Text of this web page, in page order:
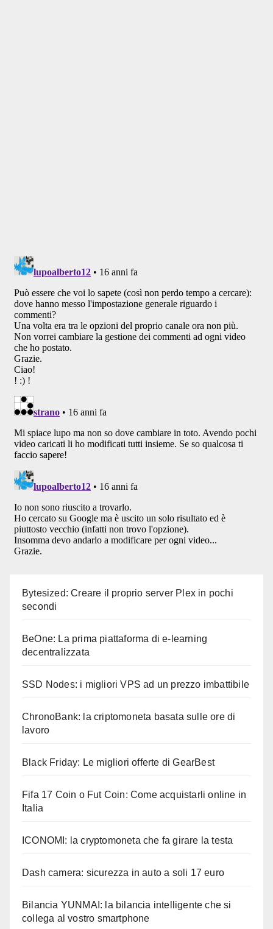
Bytesized: Creare il proprio server Plex in pochi
secondi
BeOne: La prima piattaforma di e-learning
decentralizzata
SSD Nodes: i migliori VPS ad un prezzo imbattibile
ChronoBank: la criptomoneta basata sulle ore di
lavoro
Black Friday: Le migliori offerte di GearBest
Fifa 17 Coin o Fut Coin: Come acquistarli online in
Italia
ICONOMI: la cryptomoneta che fa girare la testa
Dash camera: sicurezza in auto a soli 17 euro
Bilancia YUNMAI: la bilancia intelligente che si
collega al vostro smartphone